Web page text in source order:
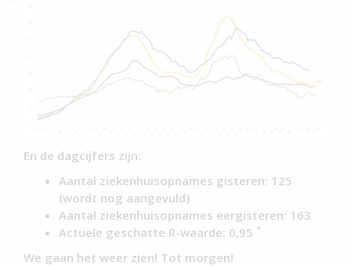
En de dagcijfers zijn:
Aantal ziekenhuisopnames gisteren: 125
(wordt nog aangevuld)
Aantal ziekenhuisopnames eergisteren: 163
Actuele geschatte R-waarde: 0,95 *
We gaan het weer zien! Tot morgen!